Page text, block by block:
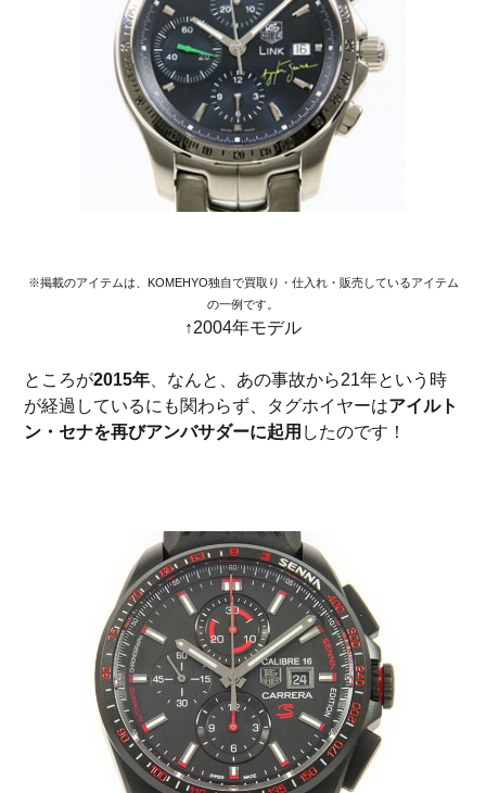
※掲載のアイテムは、KOMEHYO独自で買取り・仕入れ・販売しているアイテム
の一例です。
↑2004年モデル
ところが2015年 、なんと、あの事故から21年という時
が経過しているにも関わらず、タグホイヤーはアイルト
ン・セナを再びアンバサダーに起用 したのです！